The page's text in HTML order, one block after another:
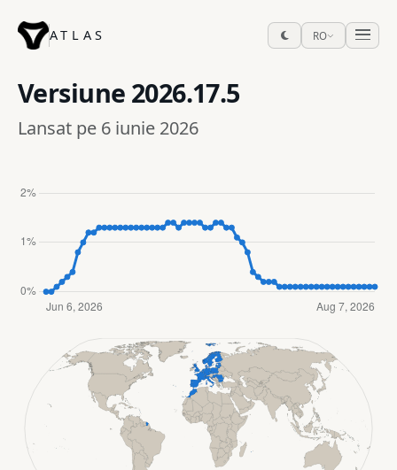
ATLAS RO
Versiune 2026.17.5
Lansat pe 6 iunie 2026